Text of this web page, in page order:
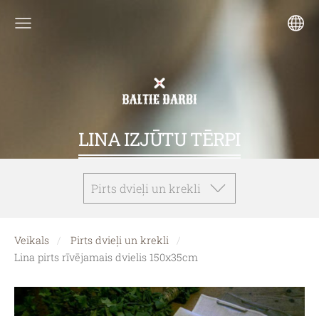
LINA IZJŪTU TĒRPI
Pirts dvieļi un krekli
Veikals
Pirts dvieļi un krekli
Lina pirts rīvējamais dvielis 150x35cm